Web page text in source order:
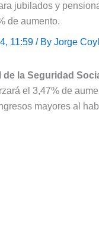
jubilados y
de aumento.
11:59 / By Jorge
la Seguridad
el 3,47% de
mayores al